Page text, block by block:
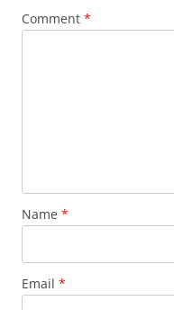
Comment *
Name *
Email *